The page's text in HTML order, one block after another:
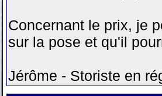
Concernant le prix, je
sur la pose et qu'il
Jérôme - Storiste en